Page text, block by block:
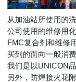
从加油站所使用的
公司使用的维修用
FMC复合剂和维修
买到的面向一般消费
我们是以UNICON
另外，防焊接火花